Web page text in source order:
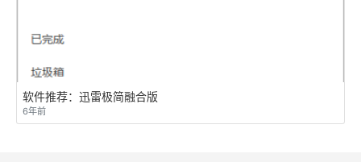
软件推荐：迅雷极简融合版
6年前